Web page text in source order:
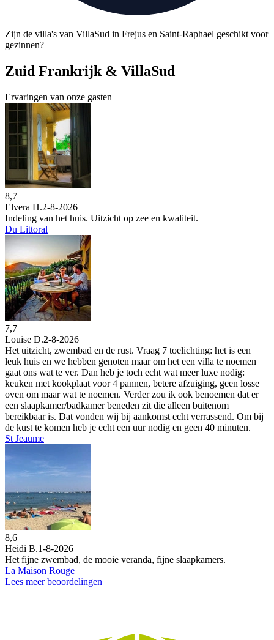
Zijn de villa's van VillaSud in Frejus en Saint-Raphael geschikt voor
gezinnen?
Zuid Frankrijk & VillaSud
Ervaringen van onze gasten
8,7
Elvera H.2-8-2026
Indeling van het huis. Uitzicht op zee en kwaliteit.
Du Littoral
7,7
Louise D.2-8-2026
Het uitzicht, zwembad en de rust. Vraag 7 toelichting: het is een
leuk huis en we hebben genoten maar om het een villa te noemen
gaat ons wat te ver. Dan heb je toch echt wat meer luxe nodig:
keuken met kookplaat voor 4 pannen, betere afzuiging, geen losse
oven om maar wat te noemen. Verder zou ik ook benoemen dat er
een slaapkamer/badkamer beneden zit die alleen buitenom
bereikbaar is. Dat vonden wij bij aankomst echt verrassend. Om bij
de kust te komen heb je echt een uur nodig en geen 40 minuten.
St Jeaume
8,6
Heidi B.1-8-2026
Het fijne zwembad, de mooie veranda, fijne slaapkamers.
La Maison Rouge
Lees meer beoordelingen